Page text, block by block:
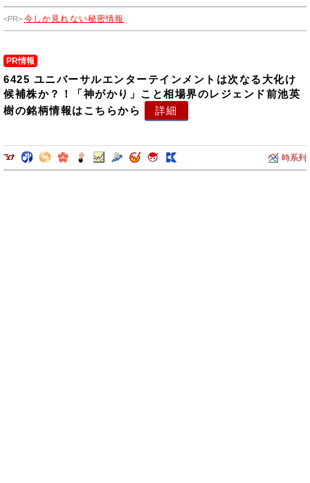
今しか見れない秘密情報
PR情報
6425 ユニバーサルエンターテインメントは次なる大化け
候補株か？！「神がかり」こと相場界のレジェンド前池英
樹の銘柄情報はこちらから
詳細
時系列